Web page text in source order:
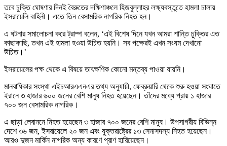
তবে চুক্তি ঘোষণার দিনই বৈরুতের দক্ষিণাঞ্চলে হিজবুল্লাহর লক্ষ্যবস্তুতে হামলা চালায়
ইসরায়েলি বাহিনী। এতে তিন বেসামরিক নাগরিক নিহত হন।
এ ঘটনার সমালোচনা করে ট্রাম্প বলেন, ‘এই বিশেষ দিনে যখন আমরা শান্তি চুক্তির এত
কাছাকাছি, তখন এই হামলা হওয়া উচিত হয়নি। সব পক্ষেরই এখন সংযম দেখানো
উচিত।’
ইসরায়েলের পক্ষ থেকে এ বিষয়ে তাৎক্ষণিক কোনো মন্তব্য পাওয়া যায়নি।
মানবাধিকার সংস্থা এইচআরএএনএর তথ্য অনুযায়ী, ফেব্রুয়ারি থেকে শুরু হওয়া সংঘাতে
ইরানে ৩ হাজার ৬০০ জনের বেশি মানুষ নিহত হয়েছেন। তাঁদের মধ্যে প্রায় ১ হাজার
৭০০ জন বেসামরিক নাগরিক।
এ ছাড়া লেবাননে নিহত হয়েছেন ৩ হাজার ৭০০ জনের বেশি মানুষ। উপসাগরীয় বিভিন্ন
দেশে ৩৬ জন, ইসরায়েলে ২০ জন এবং যুক্তরাষ্ট্রের ১৩ সেনাসদস্য নিহত হয়েছেন।
আরও দুজন মার্কিন নাগরিক অন্য কারণে প্রাণ হারিয়েছেন।